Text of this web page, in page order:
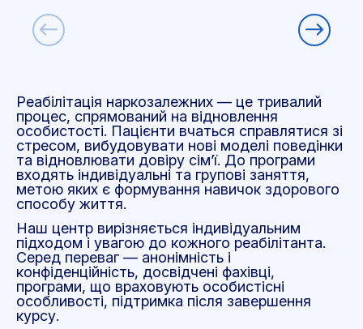
Реабілітація наркозалежних — це тривалий
процес, спрямований на відновлення
особистості. Пацієнти вчаться справлятися зі
стресом, вибудовувати нові моделі поведінки
та відновлювати довіру сім’ї. До програми
входять індивідуальні та групові заняття,
метою яких є формування навичок здорового
способу життя.
Наш центр вирізняється індивідуальним
підходом і увагою до кожного реабілітанта.
Серед переваг— анонімність і
конфіденційність, досвідчені фахівці,
програми, що враховують особистісні
особливості, підтримка після завершення
курсу.